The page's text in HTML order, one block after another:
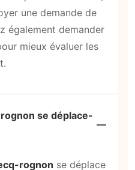
vous trouverez
à intervenir. Pour
les offres et